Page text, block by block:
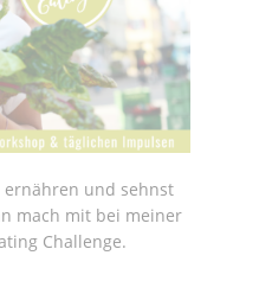
ernähren und sehnst
mach mit bei meiner
Challenge.